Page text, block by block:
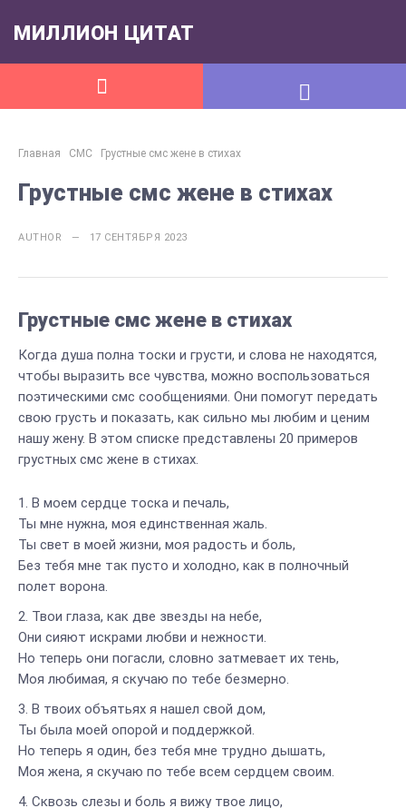
МИЛЛИОН ЦИТАТ
Главная СМС Грустные смс жене в стихах
Грустные смс жене в стихах
AUTHOR — 17 СЕНТЯБРЯ 2023
Грустные смс жене в стихах
Когда душа полна тоски и грусти, и слова не находятся,
чтобы выразить все чувства, можно воспользоваться
поэтическими смс сообщениями. Они помогут передать
свою грусть и показать, как сильно мы любим и ценим
нашу жену. В этом списке представлены 20 примеров
грустных смс жене в стихах.
В моем сердце тоска и печаль,
Ты мне нужна, моя единственная жаль.
Ты свет в моей жизни, моя радость и боль,
Без тебя мне так пусто и холодно, как в полночный
полет ворона.
Твои глаза, как две звезды на небе,
Они сияют искрами любви и нежности.
Но теперь они погасли, словно затмевает их тень,
Моя любимая, я скучаю по тебе безмерно.
В твоих объятьях я нашел свой дом,
Ты была моей опорой и поддержкой.
Но теперь я один, без тебя мне трудно дышать,
Моя жена, я скучаю по тебе всем сердцем своим.
Сквозь слезы и боль я вижу твое лицо,